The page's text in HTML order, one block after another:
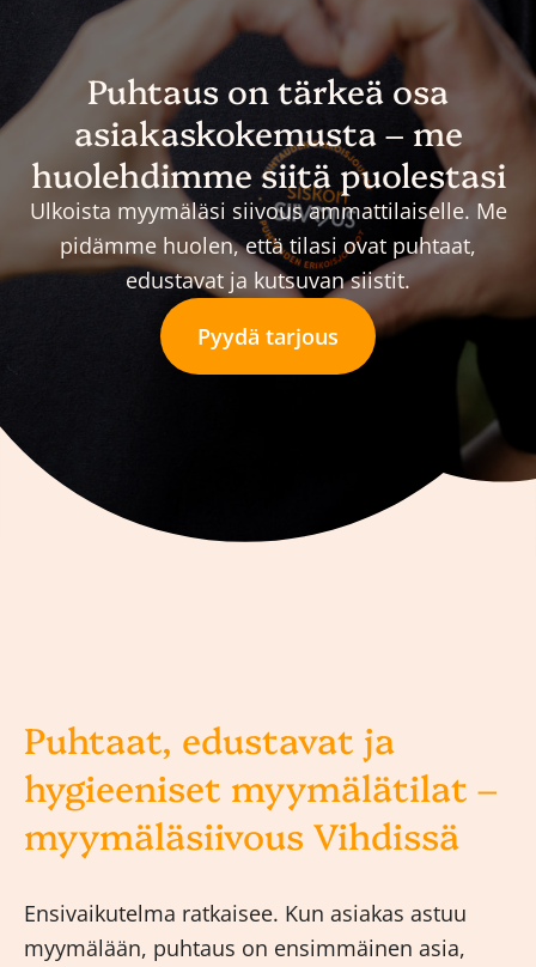
Puhtaus on tärkeä osa
asiakaskokemusta – me
huolehdimme siitä puolestasi
Ulkoista myymäläsi siivous ammattilaiselle. Me
pidämme huolen, että tilasi ovat puhtaat,
edustavat ja kutsuvan siistit.
Pyydä tarjous
Puhtaat, edustavat ja
hygieeniset myymälätilat –
myymäläsiivous Vihdissä
Ensivaikutelma ratkaisee. Kun asiakas astuu
myymälään, puhtaus on ensimmäinen asia,